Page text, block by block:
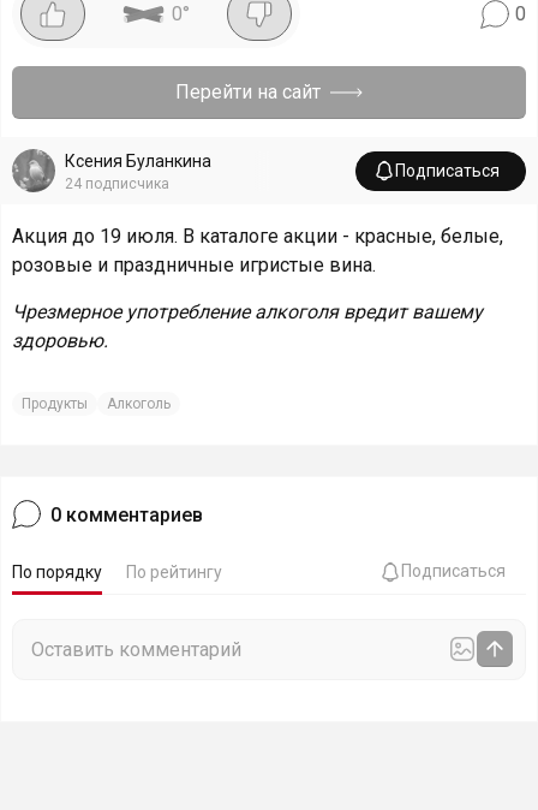
0° 0
Перейти на сайт
Ксения Буланкина
24 подписчика
Подписаться
Акция до 19 июля. В каталоге акции - красные, белые,
розовые и праздничные игристые вина.
Чрезмерное употребление алкоголя вредит вашему
здоровью.
Продукты Алкоголь
0 комментариев
По порядку По рейтингу Подписаться